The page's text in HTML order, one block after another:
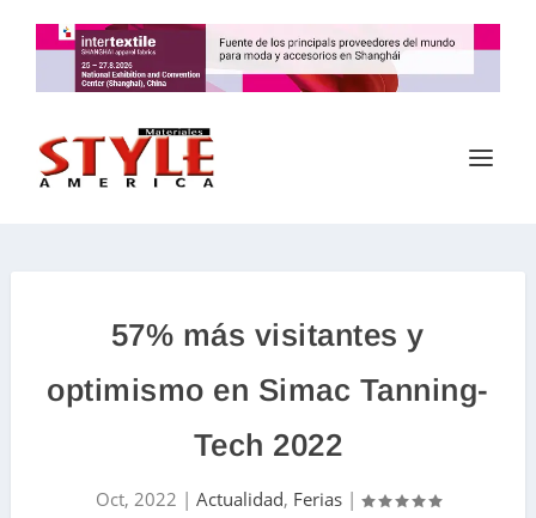
57% más visitantes y
optimismo en Simac Tanning-
Tech 2022
Oct, 2022 | Actualidad, Ferias|